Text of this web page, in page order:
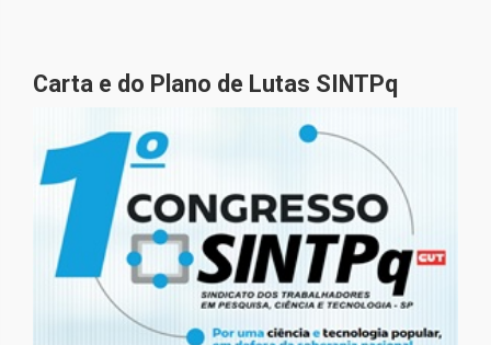
Carta e do Plano de Lutas SINTPq